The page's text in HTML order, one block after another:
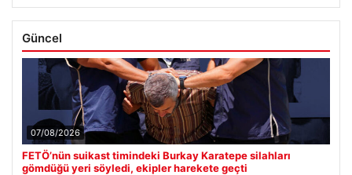
Güncel
07/08/2026
FETÖ’nün suikast timindeki Burkay Karatepe silahları
gömdüğü yeri söyledi, ekipler harekete geçti